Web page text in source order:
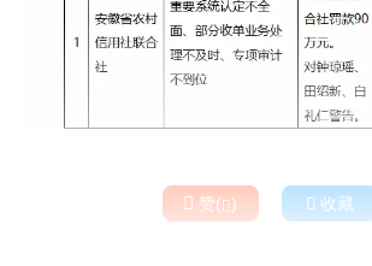
 赞()  收藏